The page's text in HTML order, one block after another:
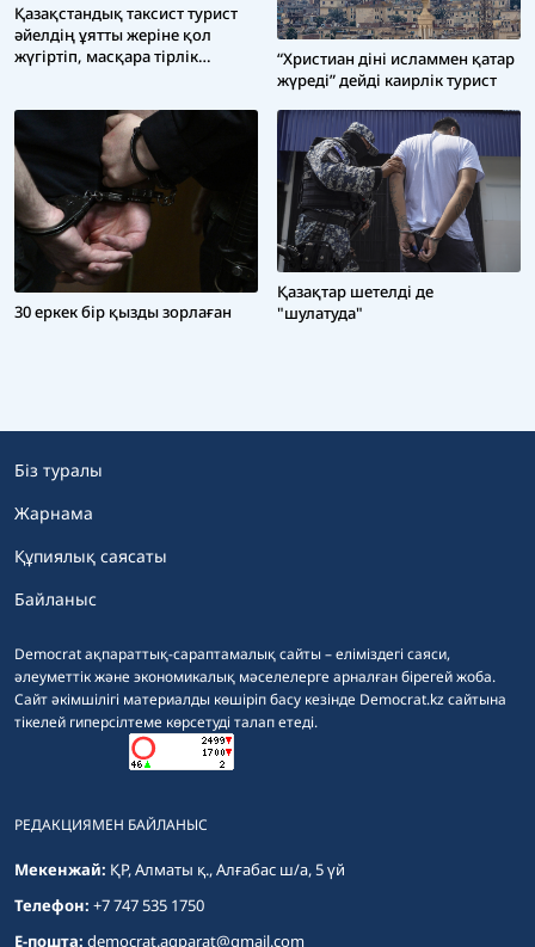
Қазақстандық таксист турист
әйелдің ұятты жеріне қол
жүгіртіп, масқара тірлік
“Христиан діні исламмен қатар
жүреді” дейді каирлік турист
30 еркек бір қызды зорлаған
Қазақтар шетелді де
"шулатуда"
Democrat ақпараттық-сараптамалық сайты – еліміздегі саяси,
әлеуметтік және экономикалық мәселелерге арналған бірегей жоба.
Сайт әкімшілігі материалды көшіріп басу кезінде Democrat.kz сайтына
тікелей гиперсілтеме көрсетуді талап етеді.
Біз туралы
Жарнама
Құпиялық саясаты
Байланыс
РЕДАКЦИЯМЕН БАЙЛАНЫС
Мекенжай: ҚР, Алматы қ., Алғабас ш/а, 5 үй
Телефон: +7 747 535 1750
E-пошта: democrat.aqparat@gmail.com